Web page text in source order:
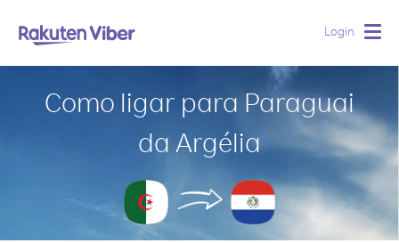
Login
Como ligar para Paraguai
da Argélia